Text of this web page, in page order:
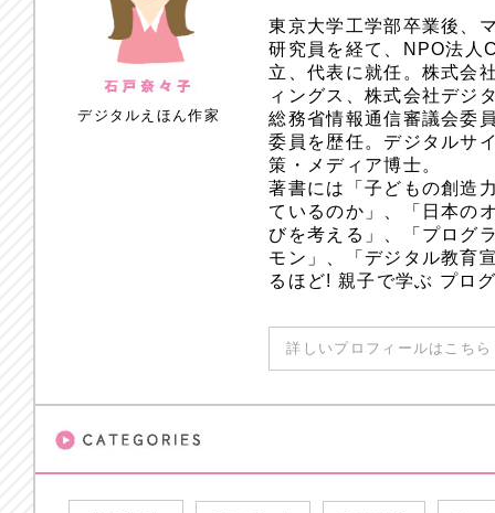
デジタルえほん作家
東京大学工学部卒業後、
研究員を経て、NPO法人
立、代表に就任。株式会
ィングス、株式会社デジ
総務省情報通信審議会委
委員を歴任。デジタルサ
策・メディア博士。
著書には「子どもの創造
ているのか」、「日本の
びを考える」、「プログ
モン」、「デジタル教育
るほど! 親子で学ぶ プロ
詳しいプロフィールはこち